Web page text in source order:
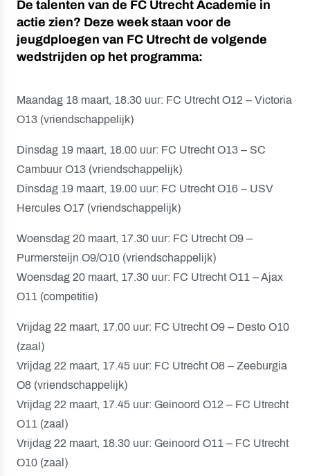
De talenten van de FC Utrecht Academie in
actie zien? Deze week staan voor de
jeugdploegen van FC Utrecht de volgende
wedstrijden op het programma:
Maandag 18 maart, 18.30 uur: FC Utrecht O12 – Victoria
O13 (vriendschappelijk)
Dinsdag 19 maart, 18.00 uur: FC Utrecht O13 – SC
Cambuur O13 (vriendschappelijk)
Dinsdag 19 maart, 19.00 uur: FC Utrecht O16 – USV
Hercules O17 (vriendschappelijk)
Woensdag 20 maart, 17.30 uur: FC Utrecht O9 –
Purmersteijn O9/O10 (vriendschappelijk)
Woensdag 20 maart, 17.30 uur: FC Utrecht O11 – Ajax
O11 (competitie)
Vrijdag 22 maart, 17.00 uur: FC Utrecht O9 – Desto O10
(zaal)
Vrijdag 22 maart, 17.45 uur: FC Utrecht O8 – Zeeburgia
O8 (vriendschappelijk)
Vrijdag 22 maart, 17.45 uur: Geinoord O12 – FC Utrecht
O11 (zaal)
Vrijdag 22 maart, 18.30 uur: Geinoord O11 – FC Utrecht
O10 (zaal)